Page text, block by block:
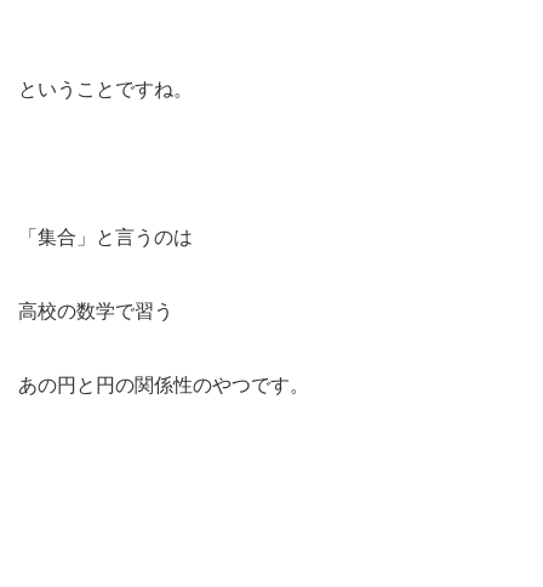
ということですね。
「集合」と言うのは
高校の数学で習う
あの円と円の関係性のやつです。